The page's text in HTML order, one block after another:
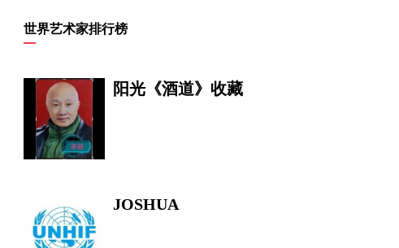
世界艺术家排行榜
阳光《酒道》收藏
JOSHUA